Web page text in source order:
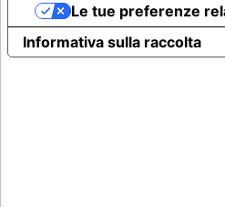
Informativa sulla raccolta
Le tue preferenze